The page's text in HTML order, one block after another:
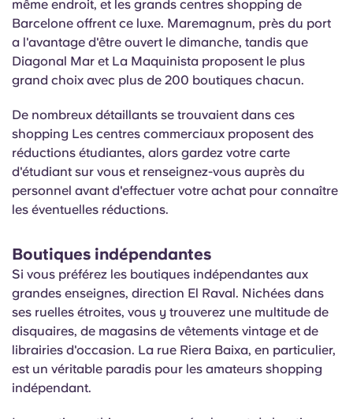
même endroit, et les grands centres shopping de
Barcelone offrent ce luxe. Maremagnum, près du port
a l'avantage d'être ouvert le dimanche, tandis que
Diagonal Mar et La Maquinista proposent le plus
grand choix avec plus de 200 boutiques chacun.
De nombreux détaillants se trouvaient dans ces
shopping Les centres commerciaux proposent des
réductions étudiantes, alors gardez votre carte
d'étudiant sur vous et renseignez-vous auprès du
personnel avant d'effectuer votre achat pour connaître
les éventuelles réductions.
Boutiques indépendantes
Si vous préférez les boutiques indépendantes aux
grandes enseignes, direction El Raval. Nichées dans
ses ruelles étroites, vous y trouverez une multitude de
disquaires, de magasins de vêtements vintage et de
librairies d'occasion. La rue Riera Baixa, en particulier,
est un véritable paradis pour les amateurs shopping
indépendant.